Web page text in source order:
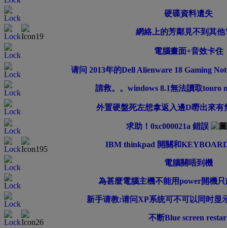
硬碟資料遺失
網絡上的芳鄰見不到其他
電腦畫面+音效卡住
请问 2013年的Dell Alienware 18 Gaming
請救。。windows 8.1無法讀取touro
外置硬盤死左想拿返入邊D嘢出來有
求助！0xc000021a 錯誤
IBM thinkpad 開關和
電腦關唔到機
為甚麼電腦主機不能用power開機
新手请教:请问XP系统可不可以同时显
不断Blue screen